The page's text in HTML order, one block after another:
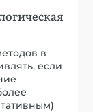
в
если